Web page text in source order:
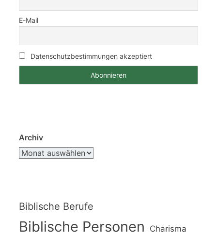
E-Mail
Datenschutzbestimmungen akzeptiert
Archiv
Biblische Berufe
Biblische Personen Charisma